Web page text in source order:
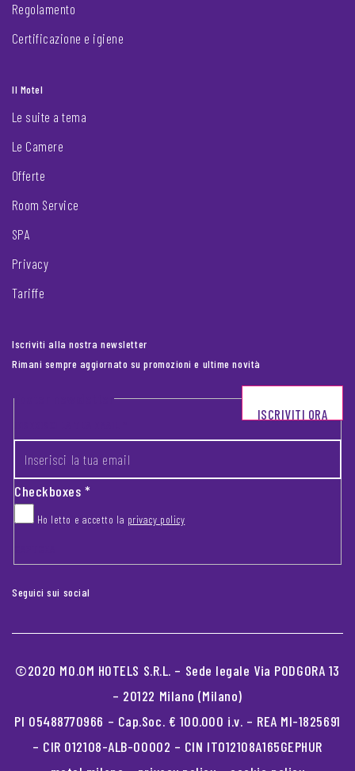
Regolamento
Certificazione e igiene
Il Motel
Le suite a tema
Le Camere
Offerte
Room Service
SPA
Privacy
Tariffe
Iscriviti alla nostra newsletter
Rimani sempre aggiornato su promozioni e ultime novità
Footer newsletter
Checkboxes*
Ho letto e accetto la privacy policy
ISCRIVITI ORA
Seguici sui social
©2020 MO.OM HOTELS S.R.L. – Sede legale Via PODGORA 13
– 20122 Milano (Milano)
PI 05488770966 – Cap.Soc. € 100.000 i.v. – REA MI-1825691
– CIR 012108-ALB-00002 – CIN IT012108A165GEPHUR